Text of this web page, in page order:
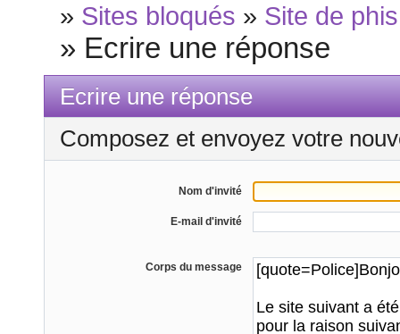
» Sites bloqués » Site de
» Ecrire une réponse
Ecrire une réponse
Composez et envoyez votre
Nom d'invité
E-mail d'invité
Corps du message